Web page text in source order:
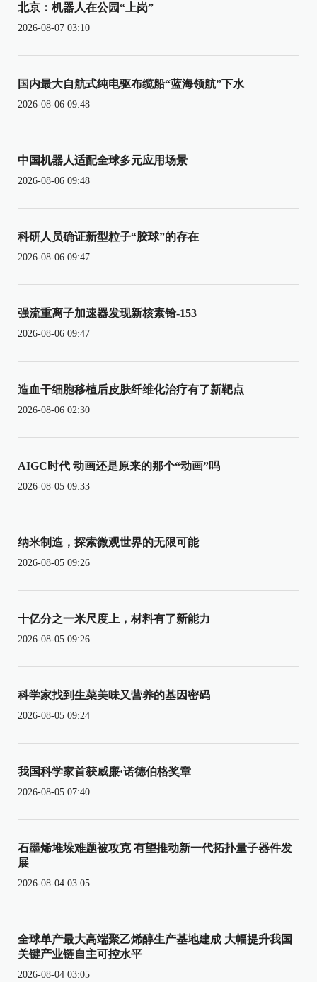
北京：机器人在公园“上岗”
2026-08-07 03:10
国内最大自航式纯电驱布缆船“蓝海领航”下水
2026-08-06 09:48
中国机器人适配全球多元应用场景
2026-08-06 09:48
科研人员确证新型粒子“胶球”的存在
2026-08-06 09:47
强流重离子加速器发现新核素铪-153
2026-08-06 09:47
造血干细胞移植后皮肤纤维化治疗有了新靶点
2026-08-06 02:30
AIGC时代 动画还是原来的那个“动画”吗
2026-08-05 09:33
纳米制造，探索微观世界的无限可能
2026-08-05 09:26
十亿分之一米尺度上，材料有了新能力
2026-08-05 09:26
科学家找到生菜美味又营养的基因密码
2026-08-05 09:24
我国科学家首获威廉·诺德伯格奖章
2026-08-05 07:40
石墨烯堆垛难题被攻克 有望推动新一代拓扑量子器件发
展
2026-08-04 03:05
全球单产最大高端聚乙烯醇生产基地建成 大幅提升我国
关键产业链自主可控水平
2026-08-04 03:05